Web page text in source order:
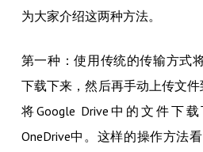
为大家介绍这两种方法。
第一种：使用传统的传输方式
下载下来，然后再手动上传文
将Google Drive中的文件下
OneDrive中。这样的操作方法